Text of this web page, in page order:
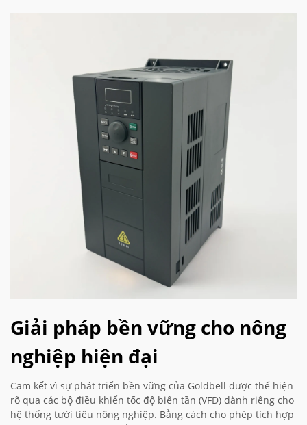
Giải pháp bền vững cho nông
nghiệp hiện đại
Cam kết vì sự phát triển bền vững của Goldbell được thể hiện
rõ qua các bộ điều khiển tốc độ biến tần (VFD) dành riêng cho
hệ thống tưới tiêu nông nghiệp. Bằng cách cho phép tích hợp